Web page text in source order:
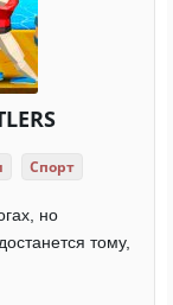
Спорт
но
тому,